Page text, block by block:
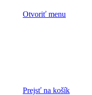
Otvoriť menu
Prejsť na košík